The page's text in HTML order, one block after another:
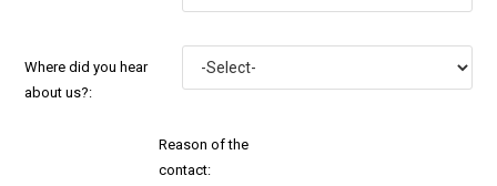
Where did you hear
about us?:
Reason of the
contact: